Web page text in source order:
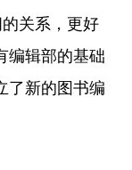
关系，更好
编辑部的基础
了新的图书编